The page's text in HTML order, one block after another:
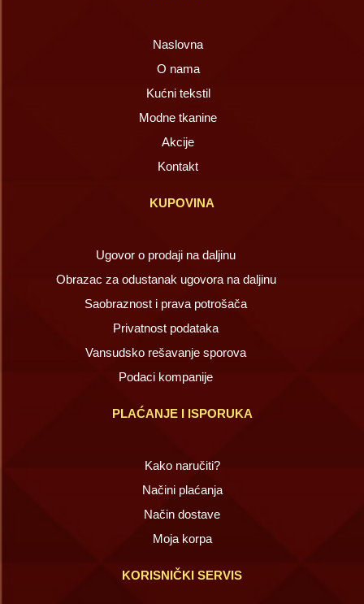
Naslovna
O nama
Kućni tekstil
Modne tkanine
Akcije
Kontakt
KUPOVINA
Ugovor o prodaji na daljinu
Obrazac za odustanak ugovora na daljinu
Saobraznost i prava potrošača
Privatnost podataka
Vansudsko rešavanje sporova
Podaci kompanije
PLAĆANJE I ISPORUKA
Kako naručiti?
Načini plaćanja
Način dostave
Moja korpa
KORISNIČKI SERVIS